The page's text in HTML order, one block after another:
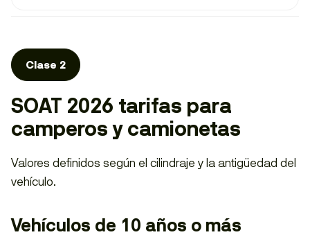
Clase 2
SOAT 2026 tarifas para
camperos y camionetas
Valores definidos según el cilindraje y la antigüedad del
vehículo.
Vehículos de 10 años o más